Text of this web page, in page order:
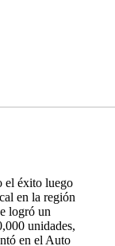
el éxito luego
en la región
logró un
unidades,
en el Auto